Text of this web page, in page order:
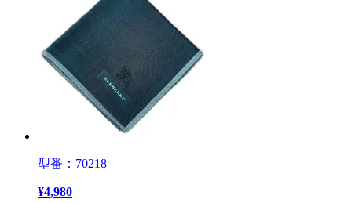
型番：70218
¥4,980